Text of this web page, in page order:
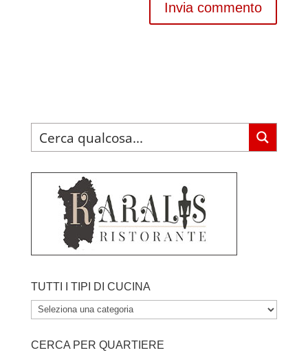
TUTTI I TIPI DI CUCINA
TUTTI
TIPI
CERCA PER QUARTIERE